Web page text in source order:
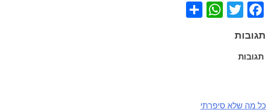
Facebook
Twitter
WhatsApp
תגובות
תגובות
ניווט
כל מה שלא סיפרתי